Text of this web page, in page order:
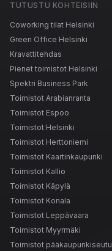
TUTUSTU KOHTEISIIN
Coworking tilat Helsinki
Green Office Helsinki
Kravattitehdas
Pienet toimistot Helsinki
Spektri Business Park
Toimistot Arabianranta
Toimistot Espoo
Toimistot Helsinki
Toimistot Herttoniemi
Toimistot Kaartinkaupunki
Toimistot Kallio
Toimistot Käpylä
Toimistot Konala
Toimistot Leppävaara
Toimistot Myyrmäki
Toimistot pääkaupunkiseutu